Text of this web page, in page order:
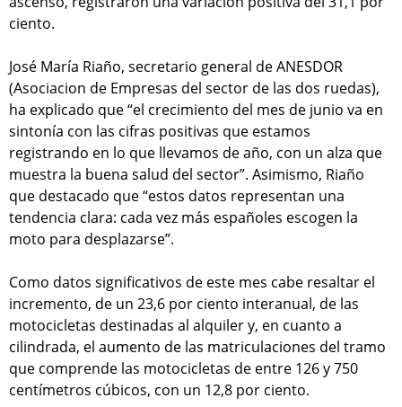
ciento.
José María Riaño, secretario general de ANESDOR
(Asociacion de Empresas del sector de las dos ruedas),
ha explicado que “el crecimiento del mes de junio va en
sintonía con las cifras positivas que estamos
registrando en lo que llevamos de año, con un alza que
muestra la buena salud del sector”. Asimismo, Riaño
que destacado que “estos datos representan una
tendencia clara: cada vez más españoles escogen la
moto para desplazarse”.
Como datos significativos de este mes cabe resaltar el
incremento, de un 23,6 por ciento interanual, de las
motocicletas destinadas al alquiler y, en cuanto a
cilindrada, el aumento de las matriculaciones del tramo
que comprende las motocicletas de entre 126 y 750
centímetros cúbicos, con un 12,8 por ciento.